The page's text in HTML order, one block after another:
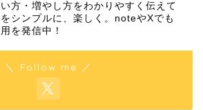
方・増やし方をわかりやすく伝えて
シンプルに、楽しく。noteやXでも
を発信中！
＼ Follow me ／